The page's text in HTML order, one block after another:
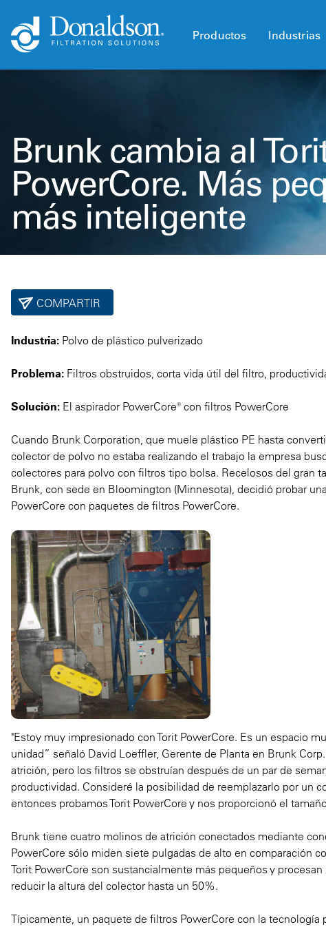
Productos Industrias
Brunk cambia al
PowerCore. Más
más inteligente
COMPARTIR
Industria: Polvo de plástico pulverizado
Problema: Filtros obstruidos, corta vida útil del filtro,
Solución: El aspirador PowerCore® con filtros PowerCore
Cuando Brunk Corporation, que muele plástico PE hasta
colector de polvo no estaba realizando el trabajo la empresa
colectores para polvo con filtros tipo bolsa. Recelosos del gran
Brunk, con sede en Bloomington (Minnesota), decidió probar
PowerCore con paquetes de filtros PowerCore.
"Estoy muy impresionado con Torit PowerCore. Es un espacio
unidad” señaló David Loeffler, Gerente de Planta en Brunk
atrición, pero los filtros se obstruían después de un par de
productividad. Consideré la posibilidad de reemplazarlo por un
entonces probamos Torit PowerCore y nos proporcionó el
Brunk tiene cuatro molinos de atrición conectados mediante
PowerCore sólo miden siete pulgadas de alto en comparación
Torit PowerCore son sustancialmente más pequeños y
reducir la altura del colector hasta un 50%.
Típicamente, un paquete de filtros PowerCore con la